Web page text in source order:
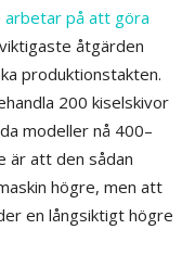
arbetar på att göra
åtgärden
produktionstakten.
200 kiselskivor
modeller nå 400–
är att den sådan
högre, men att
en långsiktigt högre